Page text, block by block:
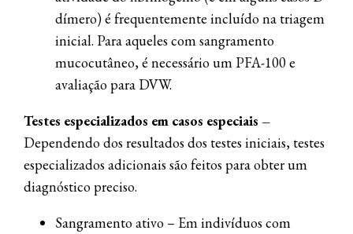
dímero) é frequentemente incluído na triagem
inicial. Para aqueles com sangramento
mucocutâneo, é necessário um PFA-100 e
avaliação para DVW.
Testes especializados em casos especiais –
Dependendo dos resultados dos testes iniciais, testes
especializados adicionais são feitos para obter um
diagnóstico preciso.
Sangramento ativo – Em indivíduos com